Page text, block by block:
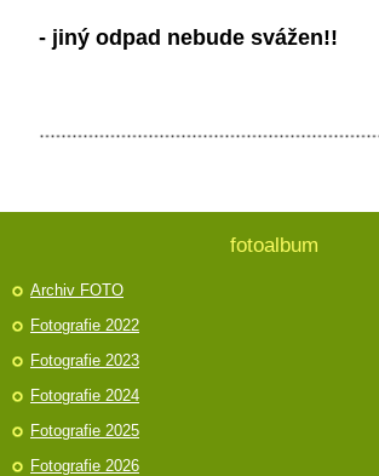
- jiný odpad nebude svážen!!
fotoalbum
Archiv FOTO
Fotografie 2022
Fotografie 2023
Fotografie 2024
Fotografie 2025
Fotografie 2026